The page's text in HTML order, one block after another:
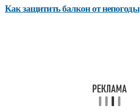
Как защитить балкон от непогоды